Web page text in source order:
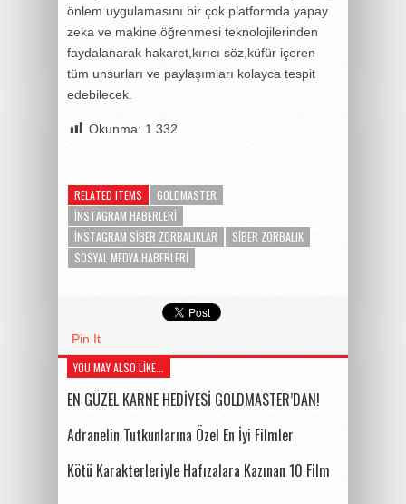
önlem uygulamasını bir çok platformda yapay
zeka ve makine öğrenmesi teknolojilerinden
faydalanarak hakaret,kırıcı söz,küfür içeren
tüm unsurları ve paylaşımları kolayca tespit
edebilecek.
Okunma: 1.332
RELATED ITEMS
GOLDMASTER
INSTAGRAM HABERLERI
INSTAGRAM SIBER ZORBALIKLAR
SIBER ZORBALIK
SOSYAL MEDYA HABERLERI
Pin It
YOU MAY ALSO LIKE...
EN GÜZEL KARNE HEDİYESİ GOLDMASTER’DAN!
Adranelin Tutkunlarına Özel En İyi Filmler
Kötü Karakterleriyle Hafızalara Kazınan 10 Film